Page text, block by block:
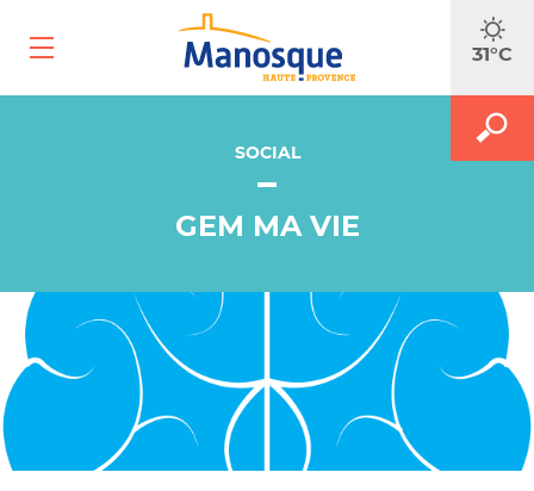
31°C
le
le
Ouvrir
SOCIAL
GEM MA VIE